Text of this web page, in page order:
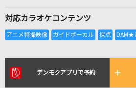
全国りれき
対応カラオケコンテンツ
デンモクアプリで予約